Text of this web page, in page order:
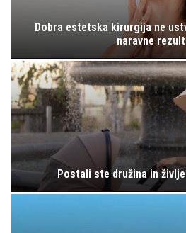
Dobra estetska kirurgija ne
naravne
Postali ste družina in